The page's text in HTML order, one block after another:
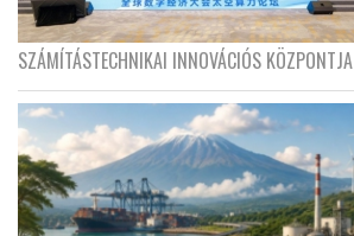
SZÁMÍTÁSTECHNIKAI INNOVÁCIÓS KÖZPONTJA